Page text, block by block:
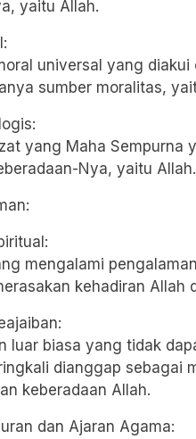
yaitu Allah.
universal yang diakui
sumber moralitas,
yang Maha Sempurna
Nya, yaitu Allah.
mengalami
kehadiran Allah
luar biasa yang tidak
dianggap sebagai
keberadaan Allah.
dan Ajaran Agama: